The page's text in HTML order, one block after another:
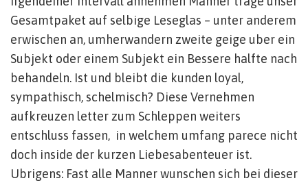
Gesamtpaket auf selbige Leseglas – unter anderem
erwischen an, umherwandern zweite geige uber ein
Subjekt oder einem Subjekt ein Bessere halfte nach
behandeln. Ist und bleibt die kunden loyal,
sympathisch, schelmisch? Diese Vernehmen
aufkreuzen letter zum Schleppen weiters
entschluss fassen, in welchem umfang parece nicht
doch inside der kurzen Liebesabenteuer ist.
Ubrigens: Fast alle Manner wunschen sich bei dieser